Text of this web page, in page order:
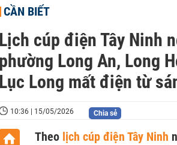
CẦN BIẾT
Lịch cúp điện Tây Ninh
phường Long An, Long
Lục Long mất điện từ
10:36 | 15/05/2026 Chia sẻ
Theo lịch cúp điện Tây Ninh